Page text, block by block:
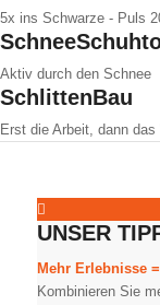
5x ins Schwarze - Puls
Aktiv durch den Schnee
SchlittenBau
Erst die Arbeit, dann das
UNSER
Mehr Erlebnisse
Kombinieren Sie